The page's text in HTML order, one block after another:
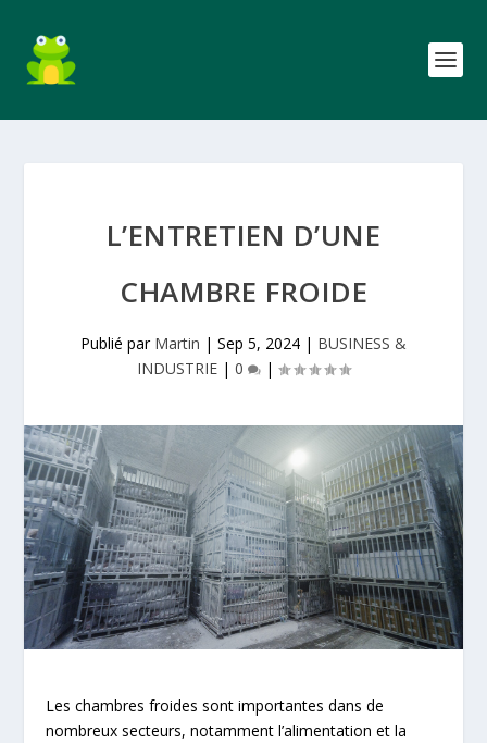
L’ENTRETIEN D’UNE
CHAMBRE FROIDE
Publié par Martin | Sep 5, 2024 | BUSINESS &
INDUSTRIE | 0 |
Les chambres froides sont importantes dans de
nombreux secteurs, notamment l’alimentation et la